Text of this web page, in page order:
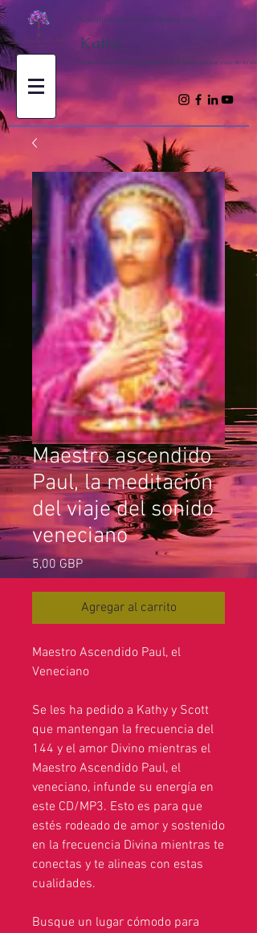
Kathy
Canalizaciones espirituales con
Trayendo inspiración y enseñanzas espirituales para el viaje de su
Maestro ascendido
Paul, la meditación
del viaje del sonido
veneciano
5,00 GBPPrecio
Agregar al carrito
Maestro Ascendido Paul, el
Veneciano
Se les ha pedido a Kathy y Scott
que mantengan la frecuencia del
144 y el amor Divino mientras el
Maestro Ascendido Paul, el
veneciano, infunde su energía en
este CD/MP3. Esto es para que
estés rodeado de amor y sostenido
en la frecuencia Divina mientras te
conectas y te alineas con estas
cualidades.
Busque un lugar cómodo para